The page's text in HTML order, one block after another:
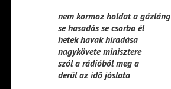
nem kormoz holdat a gázláng
se hasadás se csorba él
hetek havak híradása
nagykövete minisztere
szól a rádióból meg a
derül az idő jóslata